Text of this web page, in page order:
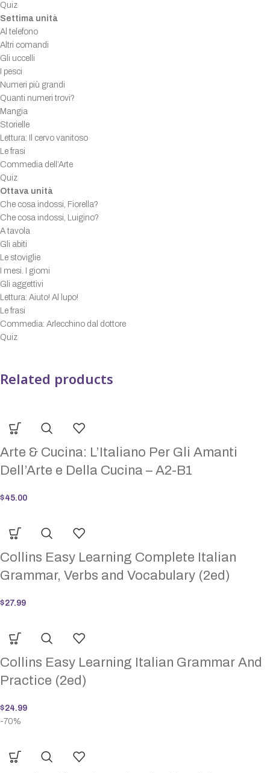
Quiz
Settima unità
Al telefono
Altri comandi
Gli uccelli
I pesci
Numeri più grandi
Quanti numeri trovi?
Mangia
Storielle
Lettura: Il cervo vanitoso
Le frasi
Commedia dell’Arte
Quiz
Ottava unità
Che cosa indossi, Fiorella?
Che cosa indossi, Luigino?
A tavola
Gli abiti
Le stoviglie
I mesi. I giomi
Gli aggettivi
Lettura: Aiuto! Al lupo!
Le frasi
Commedia: Arlecchino dal dottore
Quiz
Related products
Arte & Cucina: L’Italiano Per Gli Amanti
Dell’Arte e Della Cucina – A2-B1
$45.00
Collins Easy Learning Complete Italian
Grammar, Verbs and Vocabulary (2ed)
$27.99
Collins Easy Learning Italian Grammar And
Practice (2ed)
$24.99
-70%